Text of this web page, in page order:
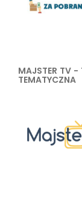
MAJSTER TV -
TEMATYCZNA